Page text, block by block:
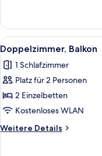
zur
Einzelnutzung,
Balkon
Alle
Fotos
für
Doppelzimmer,
Balkon
anzeigen
1
Doppelzimmer, Balkon
1 Schlafzimmer
Platz für 2 Personen
2 Einzelbetten
Kostenloses WLAN
Weitere Details
Weitere